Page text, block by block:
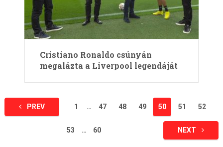
Cristiano Ronaldo csúnyán
megalázta a Liverpool legendáját
Bejegyzések
lapozása
PREV 1 … 47 48 49 50 51 52
53 … 60 NEXT